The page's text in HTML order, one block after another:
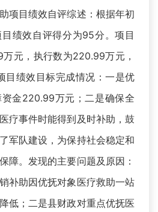
项目绩效自评综述：根据年初
绩效自评得分为95分。项目
元，执行数为220.99万元，
目绩效目标完成情况：一是优
金220.99万元；二是确保全
疗事件时能得到及时补助，鼓
军队建设，为保持社会稳定和
障。发现的主要问题及原因：
补助因优抚对象医疗救助一站
低；二是县财政对重点优抚医